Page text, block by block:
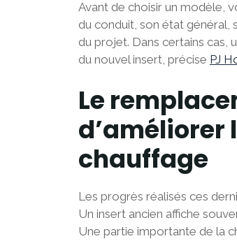
Avant de choisir un modèle,
du conduit, son état général,
du projet. Dans certains cas,
du nouvel insert, précise PJ
Le
d’améliorer
chauffage
Les progrès réalisés ces
Un insert ancien affiche
Une partie importante de la